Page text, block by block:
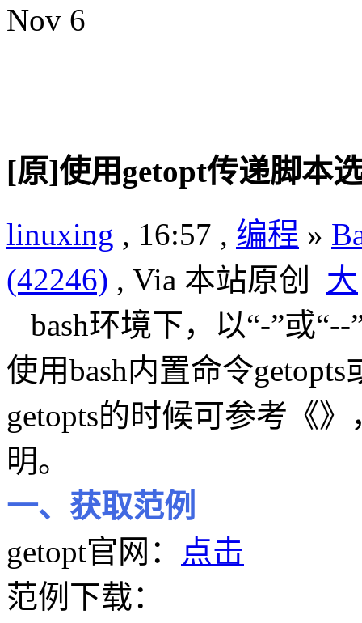
Nov 6
[原]使用getopt传递脚本
linuxing , 16:57 , 编程 »
(42246) , Via 本站原创 大
bash环境下，以“-”或
使用bash内置命令
getopts的时候可参考《
明。
一、获取范例
getopt官网：
点击
范例下载：